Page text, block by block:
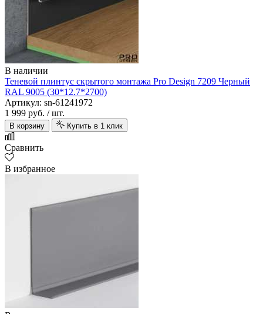
В наличии
Теневой плинтус скрытого монтажа Pro Design 7209 Черный
RAL 9005 (30*12.7*2700)
Артикул: sn-61241972
1 999 руб. / шт.
В корзину Купить в 1 клик
Сравнить
В избранное